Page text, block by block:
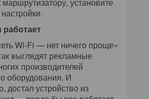
Wi-Fi — нет ничего проще»
выглядят рекламные
производителей
оборудования. И
достал устройство из